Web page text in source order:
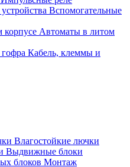
Вспомогательные
Автоматы в литом
Кабель, клеммы и
Влагостойкие лючки
Выдвижные блоки
Монтаж